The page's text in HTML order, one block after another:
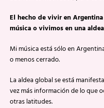
El hecho de vivir en
música o vivimos en una
Mi música está sólo en
o menos cerrado.
La aldea global se está
vez más información de lo que
otras latitudes.